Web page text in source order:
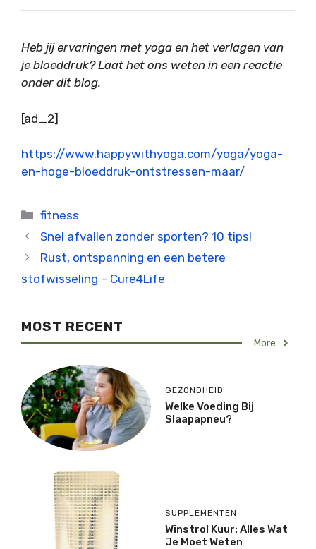
Heb jij ervaringen met yoga en het verlagen van
je bloeddruk? Laat het ons weten in een reactie
onder dit blog.
[ad_2]
https://www.happywithyoga.com/yoga/yoga-
en-hoge-bloeddruk-ontstressen-maar/
Categorieën
fitness
Snel afvallen zonder sporten? 10 tips!
Rust, ontspanning en een betere
stofwisseling – Cure4Life
MOST RECENT
More
GEZONDHEID
Welke Voeding Bij
Slaapapneu?
SUPPLEMENTEN
Winstrol Kuur: Alles Wat
Je Moet Weten